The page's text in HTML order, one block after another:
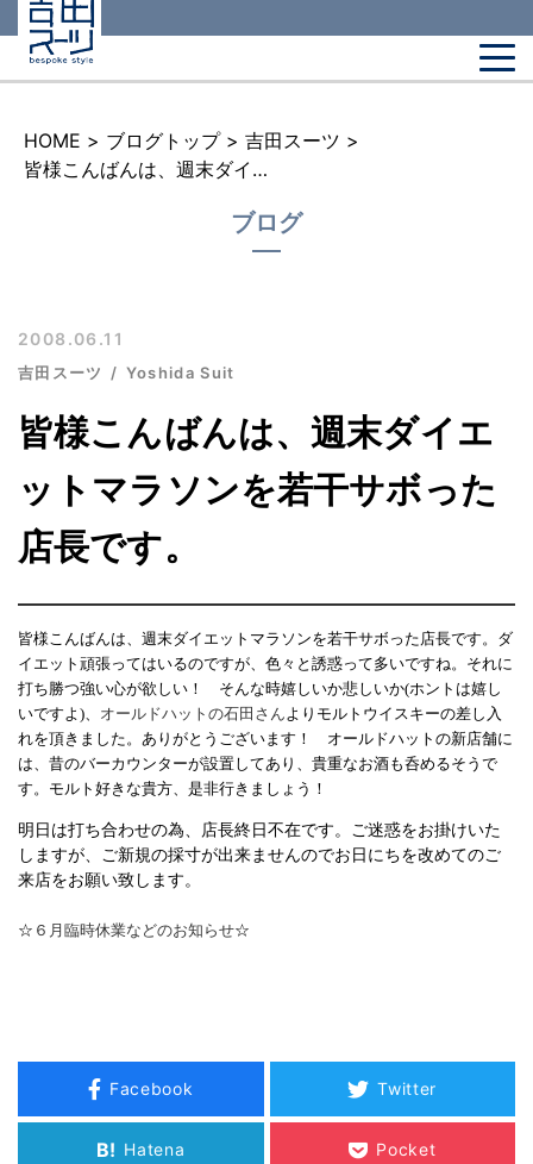
HOME > ブログトップ > 吉田スーツ >
皆様こんばんは、週末ダイエットマラソンを若干サボった店長です。
ブログ
2008.06.11
吉田スーツ Yoshida Suit
皆様こんばんは、週末ダイエ
ットマラソンを若干サボった
店長です。
皆様こんばんは、週末ダイエットマラソンを若干サボった店長です。ダ
イエット頑張ってはいるのですが、色々と誘惑って多いですね。それに
打ち勝つ強い心が欲しい！ そんな時嬉しいか悲しいか(ホントは嬉し
いですよ)、 オールドハットの石田さん よりモルトウイスキーの差し入
れを頂きました。ありがとうございます！ オールドハットの新店舗に
は、昔のバーカウンターが設置してあり、貴重なお酒も呑めるそうで
す。モルト好きな貴方、是非行きましょう！
明日は打ち合わせの為、店長終日不在です。ご迷惑をお掛けいた
しますが、ご新規の採寸が出来ませんのでお日にちを改めてのご
来店をお願い致します。
☆ ６月臨時休業などのお知らせ☆
Facebook Twitter
B! Hatena Pocket